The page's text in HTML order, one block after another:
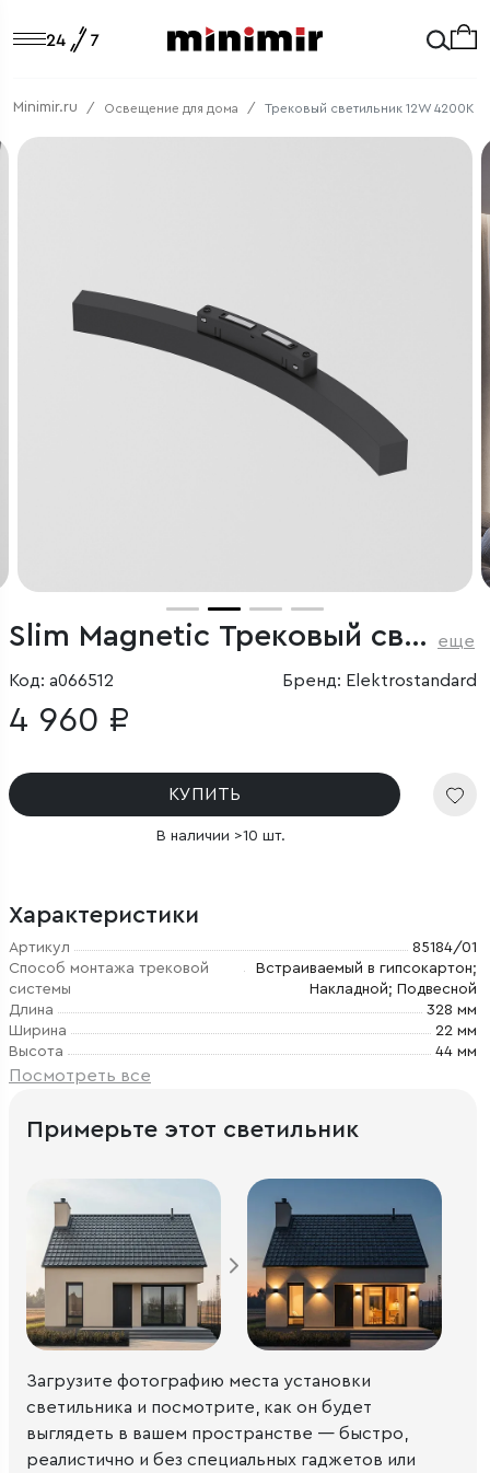
Minimir.ru Освещение для дома Трековый светильник 12W 4200K
Slim Magnetic Трековый светильник для радиусного шинопровода 12W 4200K Intenso чёрный Ø 800мм еще
Код: a066512 Бренд: Elektrostandard
4 960 ₽
КУПИТЬ
В наличии >10 шт.
Характеристики
Артикул
85184/01
Способ монтажа трековой
системы
Встраиваемый в гипсокартон;
Накладной; Подвесной
Длина
328 мм
Ширина
22 мм
Высота
44 мм
Посмотреть все
Примерьте этот светильник
Загрузите фотографию места установки
светильника и посмотрите, как он будет
выглядеть в вашем пространстве — быстро,
реалистично и без специальных гаджетов или